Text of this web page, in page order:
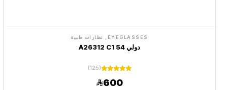
EYEGLASSES, نظارات طبية
دولي A26312 C1 54
(125)
600